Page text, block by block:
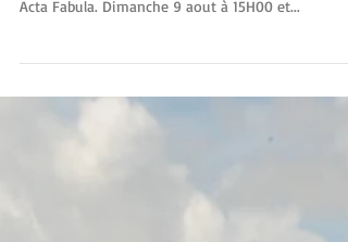
Visite théâtralisée "Amours
Chateau de Compiègne Visite théâtrale signée Cie